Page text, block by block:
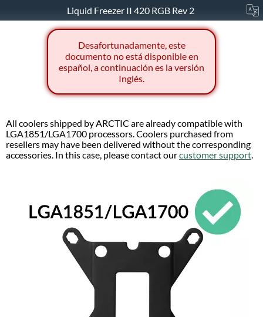
Liquid Freezer II 420 RGB Rev 2
Desafortunadamente, este
documento no está disponible en
español, a continuación es la versión
Inglés.
All coolers shipped by ARCTIC are already compatible with
LGA1851/LGA1700 processors. Coolers purchased from
resellers may have been delivered without the corresponding
accessories. In this case, please contact ourcustomer support.